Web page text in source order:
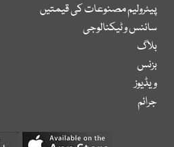
پیٹرولیم مصنوعات کی قیمتیں
سائنس و ٹیکنالوجی
بلاگ
بزنس
ویڈیوز
جرائم